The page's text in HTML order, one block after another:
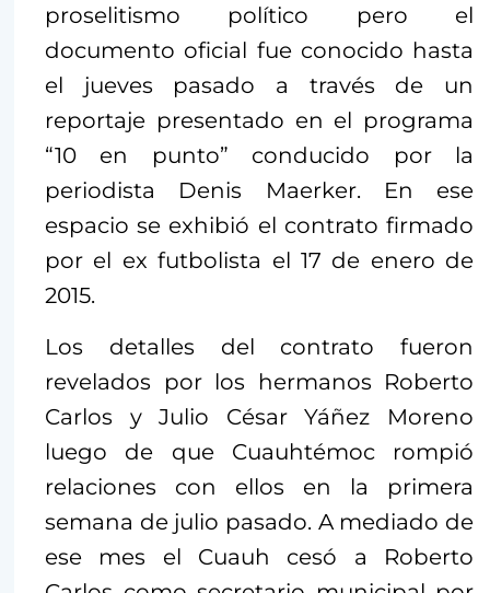
proselitismo político pero el
documento oficial fue conocido hasta
el jueves pasado a través de un
reportaje presentado en el programa
“10 en punto” conducido por la
periodista Denis Maerker. En ese
espacio se exhibió el contrato firmado
por el ex futbolista el 17 de enero de
2015.
Los detalles del contrato fueron
revelados por los hermanos Roberto
Carlos y Julio César Yáñez Moreno
luego de que Cuauhtémoc rompió
relaciones con ellos en la primera
semana de julio pasado. A mediado de
ese mes el Cuauh cesó a Roberto